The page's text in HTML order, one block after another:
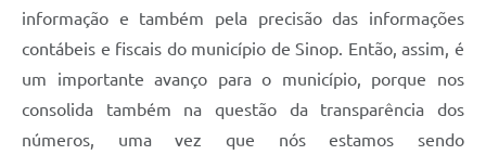
informação e também pela precisão das informações
contábeis e fiscais do município de Sinop. Então, assim, é
um importante avanço para o município, porque nos
consolida também na questão da transparência dos
números, uma vez que nós estamos sendo